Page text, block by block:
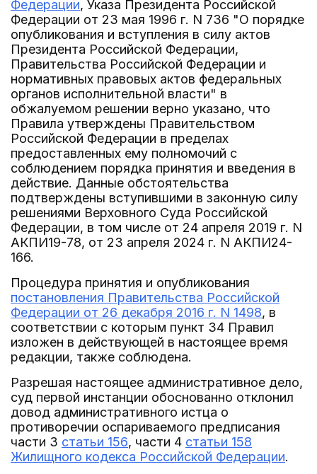
Федерации, Указа Президента Российской
Федерации от 23 мая 1996 г. N 736 "О порядке
опубликования и вступления в силу актов
Президента Российской Федерации,
Правительства Российской Федерации и
нормативных правовых актов федеральных
органов исполнительной власти" в
обжалуемом решении верно указано, что
Правила утверждены Правительством
Российской Федерации в пределах
предоставленных ему полномочий с
соблюдением порядка принятия и введения в
действие. Данные обстоятельства
подтверждены вступившими в законную силу
решениями Верховного Суда Российской
Федерации, в том числе от 24 апреля 2019 г. N
АКПИ19-78, от 23 апреля 2024 г. N АКПИ24-
166.
Процедура принятия и опубликования
постановления Правительства Российской
Федерации от 26 декабря 2016 г. N 1498, в
соответствии с которым пункт 34 Правил
изложен в действующей в настоящее время
редакции, также соблюдена.
Разрешая настоящее административное дело,
суд первой инстанции обоснованно отклонил
довод административного истца о
противоречии оспариваемого предписания
части 3 статьи 156, части 4 статьи 158
Жилищного кодекса Российской Федерации.